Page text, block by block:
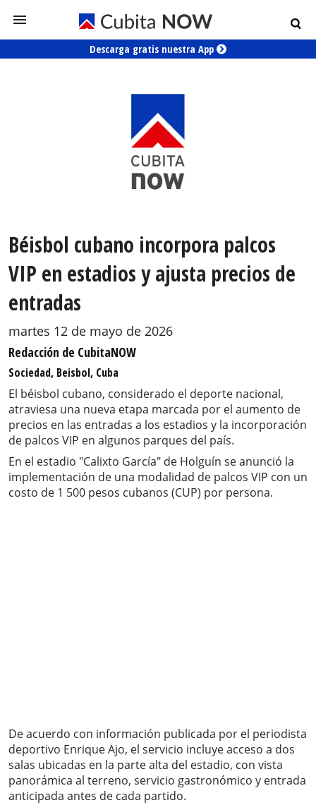
Descarga gratis nuestra App
Béisbol cubano incorpora palcos
VIP en estadios y ajusta precios de
entradas
martes 12 de mayo de 2026
Redacción de CubitaNOW
Sociedad, Beisbol, Cuba
El béisbol cubano, considerado el deporte nacional,
atraviesa una nueva etapa marcada por el aumento de
precios en las entradas a los estadios y la incorporación
de palcos VIP en algunos parques del país.
En el estadio "Calixto García" de Holguín se anunció la
implementación de una modalidad de palcos VIP con un
costo de 1 500 pesos cubanos (CUP) por persona.
De acuerdo con información publicada por el periodista
deportivo Enrique Ajo, el servicio incluye acceso a dos
salas ubicadas en la parte alta del estadio, con vista
panorámica al terreno, servicio gastronómico y entrada
anticipada antes de cada partido.